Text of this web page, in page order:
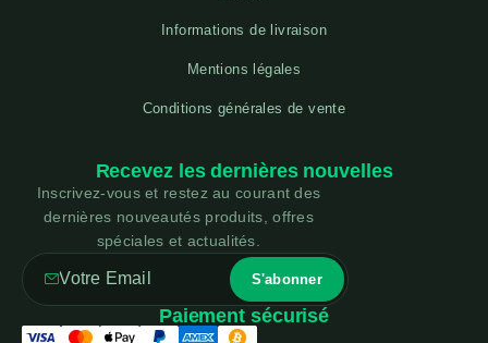
Informations de livraison
Mentions légales
Conditions générales de vente
Recevez les dernières nouvelles
Inscrivez-vous et restez au courant des
dernières nouveautés produits, offres
spéciales et actualités.
Paiement sécurisé